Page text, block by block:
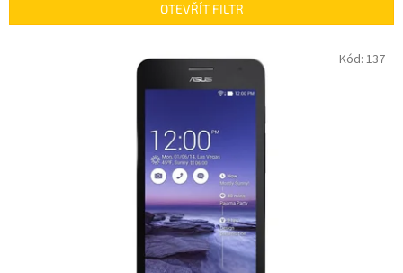
í
OTEVŘÍT FILTR
Kód: 137